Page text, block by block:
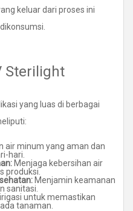
keluar dari proses ini
Sterilight
yang luas di berbagai
air minum yang aman dan
hari.
Menjaga kebersihan air
produksi.
Menjamin keamanan
sanitasi.
untuk memastikan
tanaman.